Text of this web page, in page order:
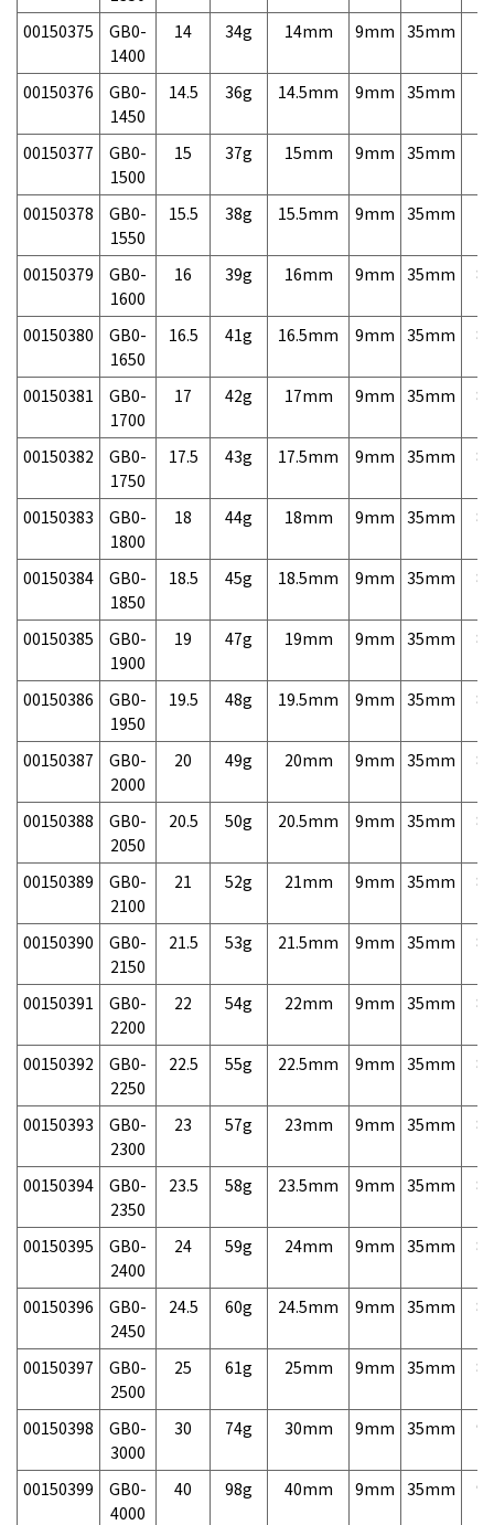
00150375
GB0-
1400
14 34g 14mm 9mm 35mm
00150376
GB0-
1450
14.5 36g 14.5mm 9mm 35mm
00150377
GB0-
1500
15 37g 15mm 9mm 35mm
00150378
GB0-
1550
15.5 38g 15.5mm 9mm 35mm
00150379
GB0-
1600
16 39g 16mm 9mm 35mm
00150380
GB0-
1650
16.5 41g 16.5mm 9mm 35mm
00150381
GB0-
1700
17 42g 17mm 9mm 35mm
00150382
GB0-
1750
17.5 43g 17.5mm 9mm 35mm
00150383
GB0-
1800
18 44g 18mm 9mm 35mm
00150384
GB0-
1850
18.5 45g 18.5mm 9mm 35mm
00150385
GB0-
1900
19 47g 19mm 9mm 35mm
00150386
GB0-
1950
19.5 48g 19.5mm 9mm 35mm
00150387
GB0-
2000
20 49g 20mm 9mm 35mm
00150388
GB0-
2050
20.5 50g 20.5mm 9mm 35mm
00150389
GB0-
2100
21 52g 21mm 9mm 35mm
00150390
GB0-
2150
21.5 53g 21.5mm 9mm 35mm
00150391
GB0-
2200
22 54g 22mm 9mm 35mm
00150392
GB0-
2250
22.5 55g 22.5mm 9mm 35mm
00150393
GB0-
2300
23 57g 23mm 9mm 35mm
00150394
GB0-
2350
23.5 58g 23.5mm 9mm 35mm
00150395
GB0-
2400
24 59g 24mm 9mm 35mm
00150396
GB0-
2450
24.5 60g 24.5mm 9mm 35mm
00150397
GB0-
2500
25 61g 25mm 9mm 35mm
00150398
GB0-
3000
30 74g 30mm 9mm 35mm
00150399
GB0-
4000
40 98g 40mm 9mm 35mm